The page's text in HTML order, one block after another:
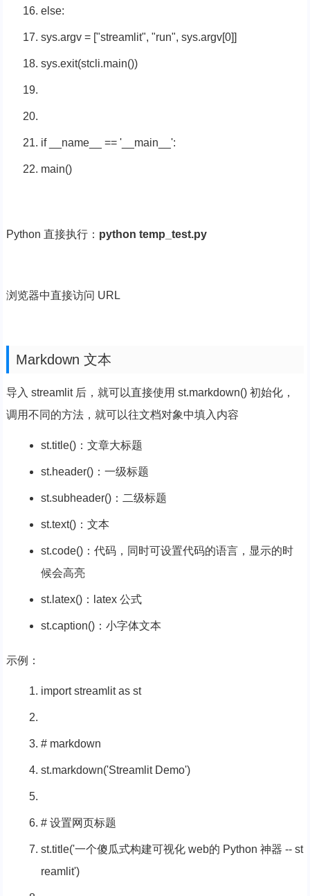
else:
sys.argv = ["streamlit", "run", sys.argv[0]]
sys.exit(stcli.main())
if__name__ == '__main__':
main()
Python 直接执行： python temp_test.py
浏览器中直接访问 URL
Markdown 文本
导入 streamlit 后，就可以直接使用 st.markdown() 初始化，
调用不同的方法，就可以往文档对象中填入内容
st.title()：文章大标题
st.header()：一级标题
st.subheader()：二级标题
st.text()：文本
st.code()：代码，同时可设置代码的语言，显示的时
候会高亮
st.latex()：latex 公式
st.caption()：小字体文本
示例：
importstreamlitasst
# markdown
st.markdown('Streamlit Demo')
# 设置网页标题
st.title('一个傻瓜式构建可视化 web的 Python 神器 -- st
reamlit')